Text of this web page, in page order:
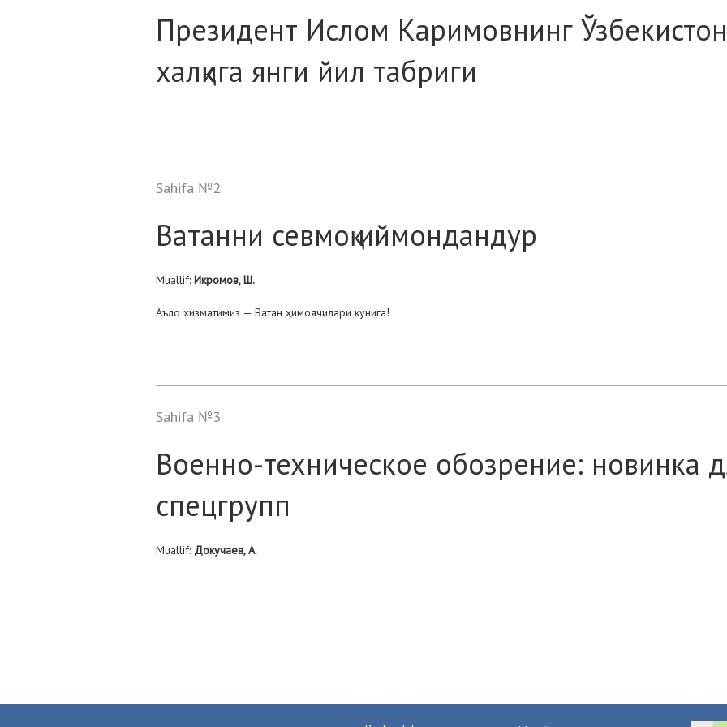
Президент Ислом Каримовнинг Ўзбекистон
халқига янги йил табриги
Sahifa №2
Ватанни севмоқ иймондандур
Muallif: Икромов, Ш.
Аъло хизматимиз — Ватан ҳимоячилари кунига!
Sahifa №3
Военно-техническое обозрение: новинка
спецгрупп
Muallif: Докучаев, А.